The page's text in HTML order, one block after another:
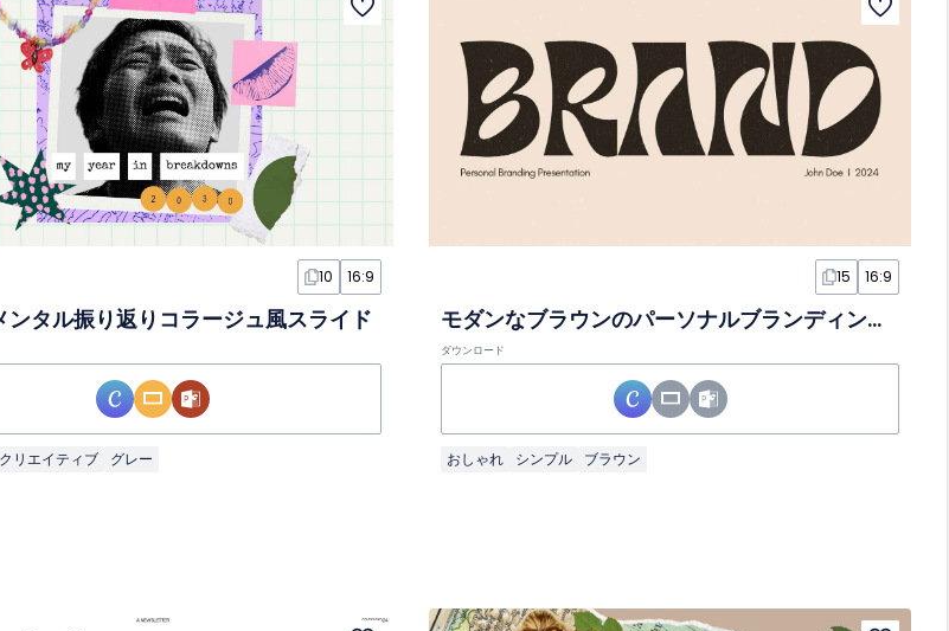
10 16:9
ンタル振り返りコラージュ風スライド
クリエイティブ グレー
15 16:9
モダンなブラウンのパーソナルブランディングスライド
ダウンロード
おしゃれ シンプル ブラウン